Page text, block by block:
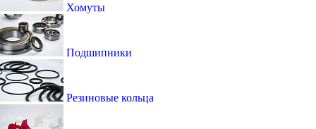
Хомуты
Подшипники
Резиновые кольца